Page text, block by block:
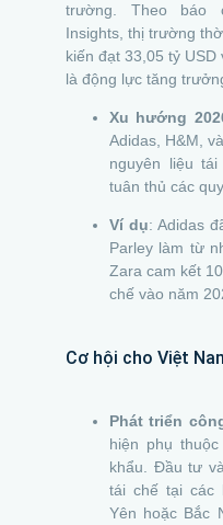
trường. Theo báo
Insights, thị trường
kiến đạt 33,05 tỷ
là động lực tăng
Xu hướng
Adidas, H&M,
nguyên liệu
tuân thủ các
Ví dụ: Adidas
Parley làm từ
Zara cam kết
chế vào năm
Cơ hội cho Việt
Phát triển
hiện phụ
khẩu. Đầu tư
tái chế tại các
Yên hoặc Bắc